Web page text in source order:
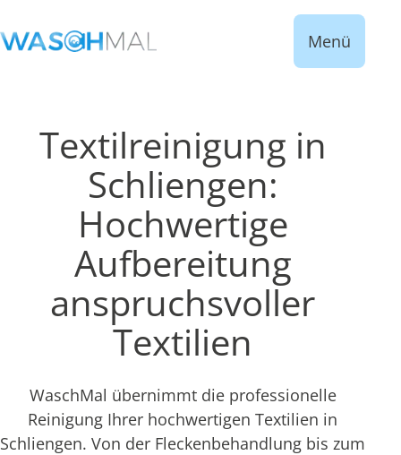
Menü
Textilreinigung in
Schliengen:
Hochwertige
Aufbereitung
anspruchsvoller
Textilien
WaschMal übernimmt die professionelle
Reinigung Ihrer hochwertigen Textilien in
Schliengen. Von der Fleckenbehandlung bis zum